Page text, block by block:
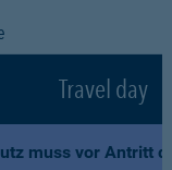
Travel day
muss vor Antritt